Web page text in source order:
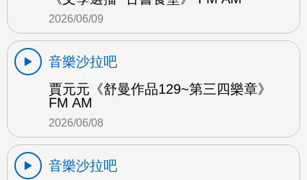
2026/06/09
音樂沙拉吧
賈元元《舒曼作品129~第三四樂章》
FM AM
2026/06/08
音樂沙拉吧